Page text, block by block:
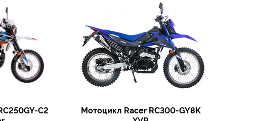
C2
Мотоцикл Racer RC300-GY8K